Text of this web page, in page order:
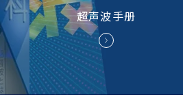
超声波手册